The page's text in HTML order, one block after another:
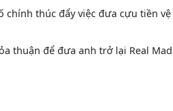
thúc đẩy việc đưa cựu tiền vệ
thuận để đưa anh trở lại Real